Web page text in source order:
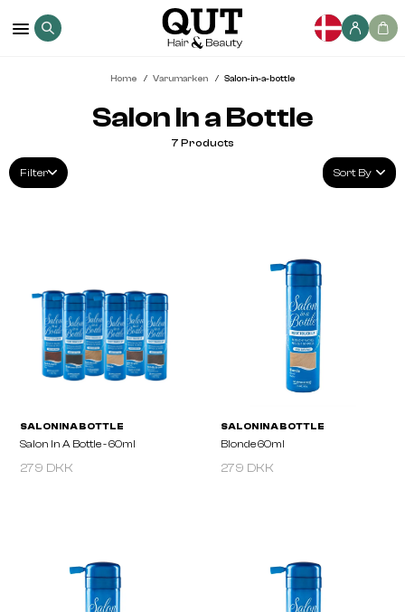
Home Varumarken Salon-in-a-bottle
Salon In a Bottle
Filter
7 Products
Sort By
279 DKK 279 DKK